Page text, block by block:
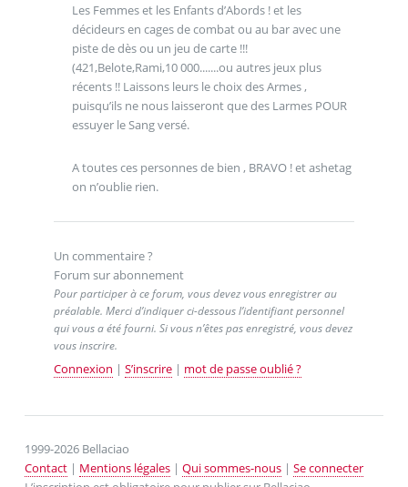
Les Femmes et les Enfants d’Abords ! et les
décideurs en cages de combat ou au bar avec une
piste de dès ou un jeu de carte !!!
(421,Belote,Rami,10 000.......ou autres jeux plus
récents !! Laissons leurs le choix des Armes ,
puisqu’ils ne nous laisseront que des Larmes POUR
essuyer le Sang versé.
A toutes ces personnes de bien , BRAVO ! et ashetag
on n’oublie rien.
Un commentaire ?
Forum sur abonnement
Pour participer à ce forum, vous devez vous enregistrer au
préalable. Merci d’indiquer ci-dessous l’identifiant personnel
qui vous a été fourni. Si vous n’êtes pas enregistré, vous devez
vous inscrire.
Connexion | S’inscrire| mot de passe oublié ?
1999-2026 Bellaciao
Contact| Mentions légales| Qui sommes-nous| Se connecter